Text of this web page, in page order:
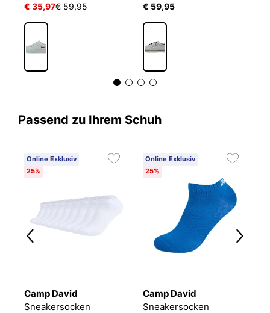
€ 35,97€ 59,95 € 59,95
Passend zu Ihrem Schuh
Online Exklusiv
25%
Camp David
Sneakersocken
Online Exklusiv
25%
Camp David
Sneakersocken